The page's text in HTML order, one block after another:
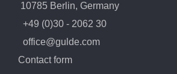
10785 Berlin, Germany
+49 (0)30 - 2062 30
office@gulde.com
Contact form